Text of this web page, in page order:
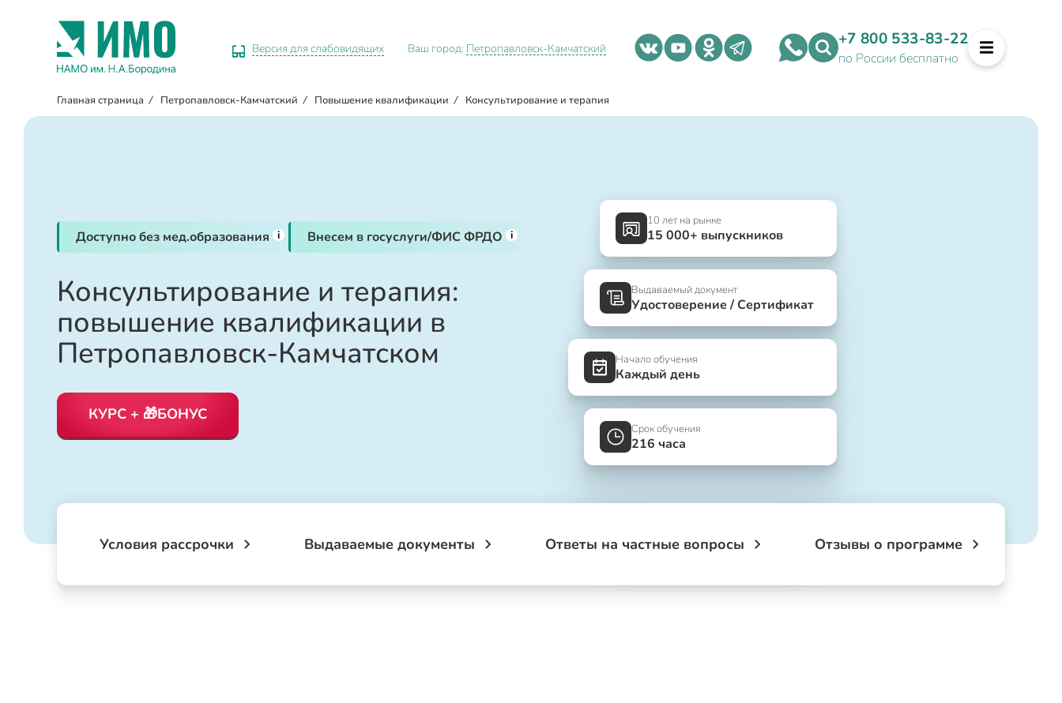
Версия для слабовидящих Ваш город: Петропавловск-Камчатский +7 800 533-83-22
по России бесплатно
Главная страница / Петропавловск-Камчатский / Повышение квалификации / Консультирование и терапия
Доступно без мед.образования i Внесем в госуслуги/ФИС ФРДО i
Консультирование и терапия:
повышение квалификации в
Петропавловск-Камчатском
КУРС + 🎁БОНУС
10 лет на рынке
15 000+ выпускников
Выдаваемый документ
Удостоверение / Сертификат
Начало обучения
Каждый день
Срок обучения
216 часа
Условия рассрочки Выдаваемые документы Ответы на частные вопросы Отзывы о программе